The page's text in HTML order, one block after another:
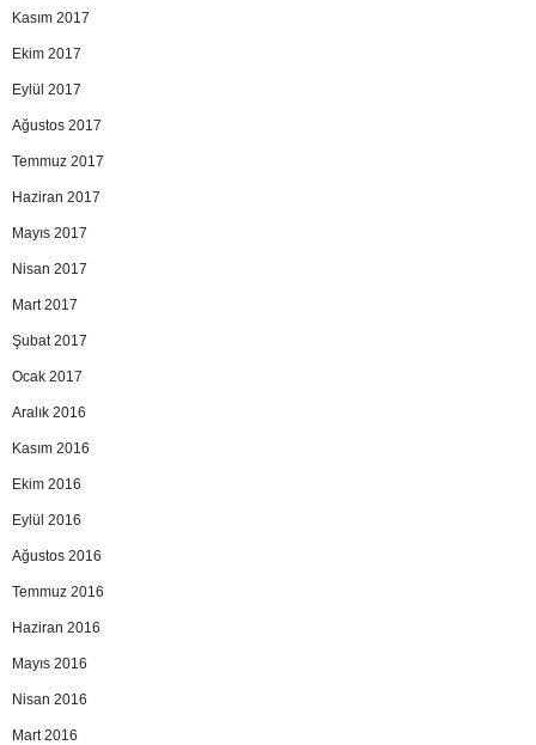
Kasım 2017
Ekim 2017
Eylül 2017
Ağustos 2017
Temmuz 2017
Haziran 2017
Mayıs 2017
Nisan 2017
Mart 2017
Şubat 2017
Ocak 2017
Aralık 2016
Kasım 2016
Ekim 2016
Eylül 2016
Ağustos 2016
Temmuz 2016
Haziran 2016
Mayıs 2016
Nisan 2016
Mart 2016